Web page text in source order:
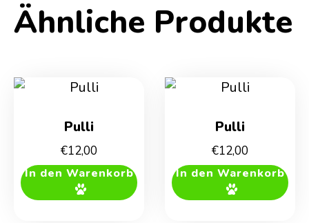
Ähnliche Produkte
Pulli
€12,00
In den Warenkorb
Pulli
€12,00
In den Warenkorb